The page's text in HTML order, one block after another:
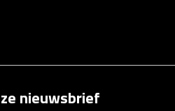
nieuwsbrief